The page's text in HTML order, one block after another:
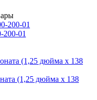
200-01
(1,25 дюйма х 138